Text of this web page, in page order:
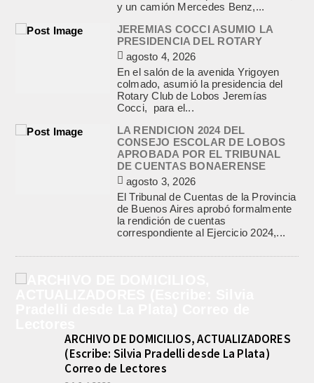
y un camión Mercedes Benz,...
JEREMIAS COCCI ASUMIO LA
PRESIDENCIA DEL ROTARY
agosto 4, 2026
En el salón de la avenida Yrigoyen
colmado, asumió la presidencia del
Rotary Club de Lobos Jeremías
Cocci, para el...
LA RENDICION 2024 DEL
CONSEJO ESCOLAR DE LOBOS
APROBADA POR EL TRIBUNAL
DE CUENTAS BONAERENSE
agosto 3, 2026
El Tribunal de Cuentas de la Provincia
de Buenos Aires aprobó formalmente
la rendición de cuentas
correspondiente al Ejercicio 2024,...
ARCHIVO DE DOMICILIOS, ACTUALIZADORES
(Escribe: Silvia Pradelli desde La Plata)
Correo de Lectores